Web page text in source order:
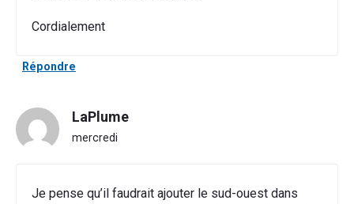
Cordialement
Répondre
LaPlume
mercredi
Je pense qu’il faudrait ajouter le sud-ouest dans